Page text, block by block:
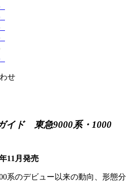
せ
イド 東急9000系・1000
11月発売
系のデビュー以来の動向、形態分